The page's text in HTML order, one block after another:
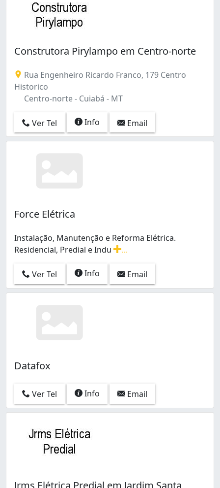
Construtora Pirylampo em Centro-norte
Rua Engenheiro Ricardo Franco, 179 Centro
Historico
Centro-norte - Cuiabá - MT
Ver Tel Info Email
Force Elétrica
Instalação, Manutenção e Reforma Elétrica.
Residencial, Predial e Indu
Ver Tel
Info Email
Datafox
Ver Tel Info Email
Jrms Elétrica Predial em Jardim Santa